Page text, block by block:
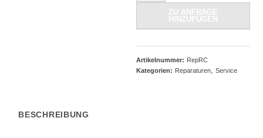
Reparaturen-
Wechselrichter
Menge
ZU ANFRAGE
HINZUFÜGEN
Artikelnummer: RepRC
Kategorien: Reparaturen,Service
BESCHREIBUNG